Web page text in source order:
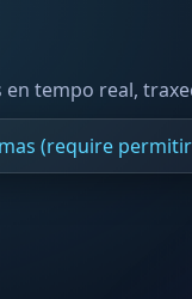
en tempo real,
(require